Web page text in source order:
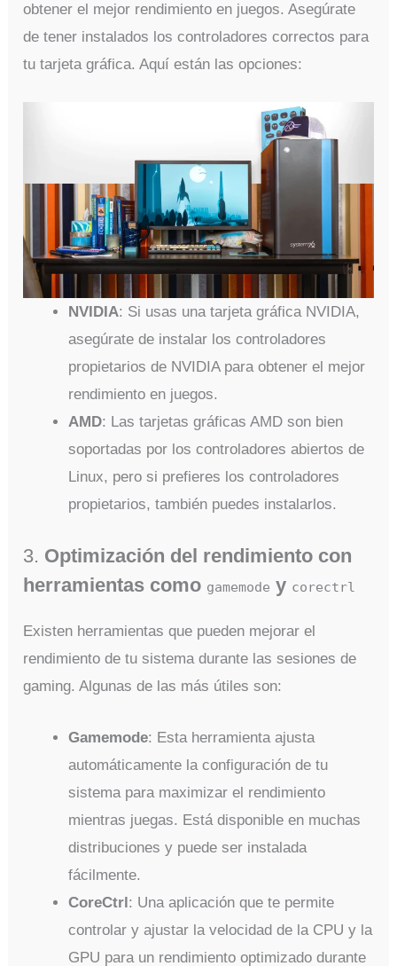
obtener el mejor rendimiento en juegos. Asegúrate
de tener instalados los controladores correctos para
tu tarjeta gráfica. Aquí están las opciones:
NVIDIA: Si usas una tarjeta gráfica NVIDIA,
asegúrate de instalar los controladores
propietarios de NVIDIA para obtener el mejor
rendimiento en juegos.
AMD: Las tarjetas gráficas AMD son bien
soportadas por los controladores abiertos de
Linux, pero si prefieres los controladores
propietarios, también puedes instalarlos.
3. Optimización del rendimiento con
herramientas como gamemode y corectrl
Existen herramientas que pueden mejorar el
rendimiento de tu sistema durante las sesiones de
gaming. Algunas de las más útiles son:
Gamemode: Esta herramienta ajusta
automáticamente la configuración de tu
sistema para maximizar el rendimiento
mientras juegas. Está disponible en muchas
distribuciones y puede ser instalada
fácilmente.
CoreCtrl: Una aplicación que te permite
controlar y ajustar la velocidad de la CPU y la
GPU para un rendimiento optimizado durante